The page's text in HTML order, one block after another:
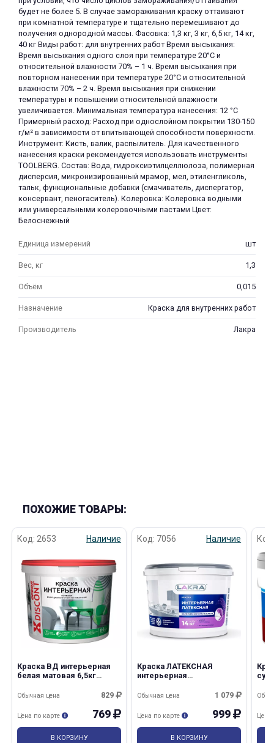
будет не более 5. В случае замораживания краску оттаивают
при комнатной температуре и тщательно перемешивают до
получения однородной массы. Фасовка: 1,3 кг, 3 кг, 6,5 кг, 14 кг,
40 кг Виды работ: для внутренних работ Время высыхания:
Время высыхания одного слоя при температуре 20°С и
относительной влажности 70% – 1 ч. Время высыхания при
повторном нанесении при температуре 20°С и относительной
влажности 70% – 2 ч. Время высыхания при снижении
температуры и повышении относительной влажности
увеличивается. Минимальная температура нанесения: 12 °C
Примерный расход: Расход при однослойном покрытии 130-150
г/м² в зависимости от впитывающей способности поверхности.
Инструмент: Кисть, валик, распылитель. Для качественного
нанесения краски рекомендуется использовать инструменты
TOOLBERG. Состав: Вода, гидроксиэтилцеллюлоза, полимерная
дисперсия, микронизированный мрамор, мел, этиленгликоль,
тальк, функциональные добавки (смачиватель, диспергатор,
консервант, пеногаситель). Колеровка: Колеровка водными
или универсальными колеровочными пастами Цвет:
Белоснежный
Единица измерений шт
Вес, кг 1,3
Объём 0,015
Назначение Краска для внутренних работ
Производитель Лакра
ПОХОЖИЕ ТОВАРЫ:
Код: 2653 Наличие
Краска ВД интерьерная
белая матовая 6,5кг
829
Обычная цена
769
Цена по карте
В КОРЗИНУ
Код: 7056 Наличие
Краска ЛАТЕКСНАЯ
интерьерная
белоснежная 6,5кг Лакра
1 079
Обычная цена
999
Цена по карте
В КОРЗИНУ
Цена